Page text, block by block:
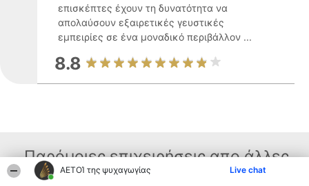
ΑΕΤΟΊ της ψυχαγωγίας Live chat
επισκέπτες έχουν τη δυνατότητα να
απολαύσουν εξαιρετικές γευστικές
εμπειρίες σε ένα μοναδικό περιβάλλον ...
8.8
Παρόμοιες επιχειρήσεις απο άλλες
περιοχές